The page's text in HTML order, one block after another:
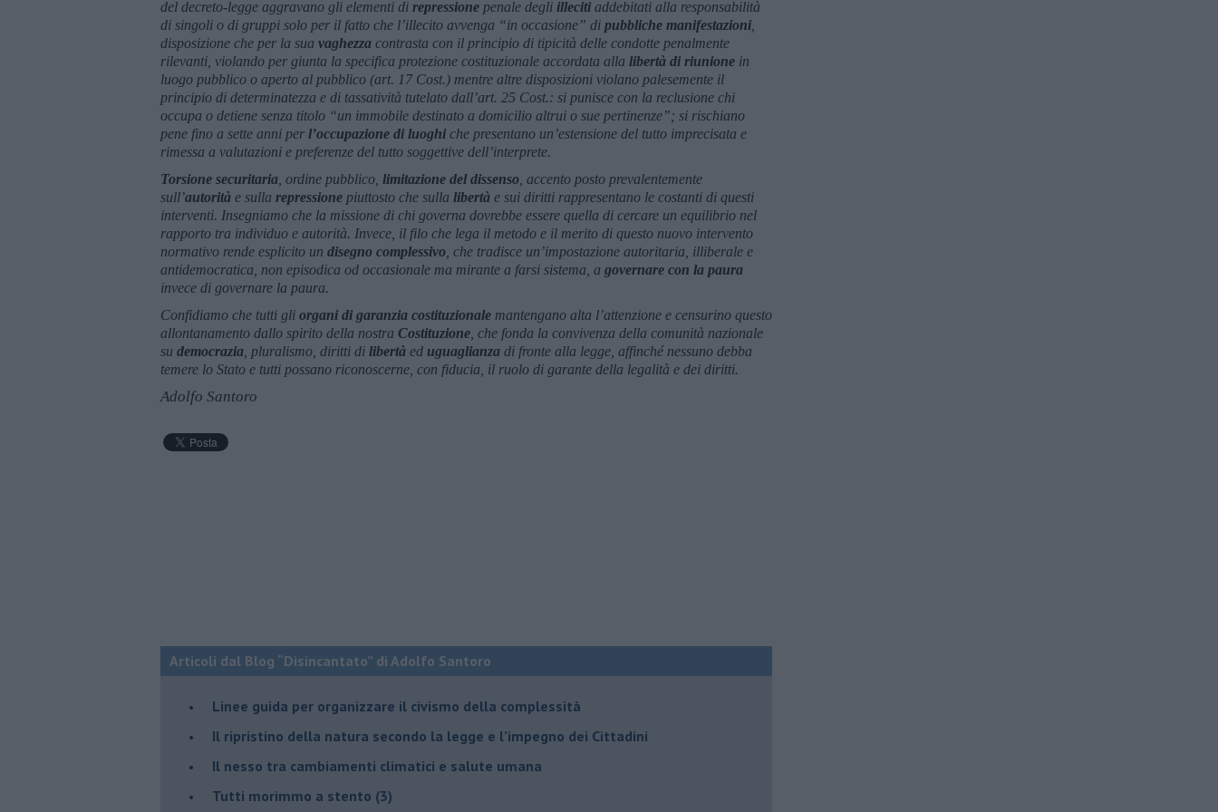
del decreto-legge aggravano gli elementi di repressione penale degli illeciti addebitati alla responsabilità
di singoli o di gruppi solo per il fatto che l’illecito avvenga “in occasione” di pubbliche manifestazioni
disposizione che per la sua vaghezza contrasta con il principio di tipicità delle condotte penalmente
rilevanti, violando per giunta la specifica protezione costituzionale accordata alla libertà di riunione in
luogo pubblico o aperto al pubblico (art. 17 Cost.) mentre altre disposizioni violano palesemente il
principio di determinatezza e di tassatività tutelato dall’art. 25 Cost.: si punisce con la reclusione chi
occupa o detiene senza titolo “un immobile destinato a domicilio altrui o sue pertinenze”; si rischiano
pene fino a sette anni per l’occupazione di luoghi che presentano un’estensione del tutto imprecisata e
rimessa a valutazioni e preferenze del tutto soggettive dell’interprete.
Torsione securitaria , ordine pubblico, limitazione del dissenso , accento posto prevalentemente
sull’autorità e sulla repressione piuttosto che sulla libertà e sui diritti rappresentano le costanti di questi
interventi. Insegniamo che la missione di chi governa dovrebbe essere quella di cercare un equilibrio nel
rapporto tra individuo e autorità. Invece, il filo che lega il metodo e il merito di questo nuovo intervento
normativo rende esplicito un disegno complessivo , che tradisce un’impostazione autoritaria, illiberale e
antidemocratica, non episodica od occasionale ma mirante a farsi sistema, a governare con la paura
invece di governare la paura.
Confidiamo che tutti gli organi di garanzia costituzionale mantengano alta l’attenzione e censurino questo
allontanamento dallo spirito della nostra Costituzione , che fonda la convivenza della comunità nazionale
su democrazia , pluralismo, diritti di libertà ed uguaglianza di fronte alla legge, affinché nessuno debba
temere lo Stato e tutti possano riconoscerne, con fiducia, il ruolo di garante della legalità e dei diritti.
Adolfo Santoro
Articoli dal Blog “Disincantato” di Adolfo Santoro
​Linee guida per organizzare il civismo della complessità
​Il ripristino della natura secondo la legge e l’impegno dei Cittadini
Il nesso tra cambiamenti climatici e salute umana
Tutti morimmo a stento (3)